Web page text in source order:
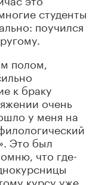
студенты
поучился
полом,
к браку
очень
у меня на
Это был
что где-
курсу уже